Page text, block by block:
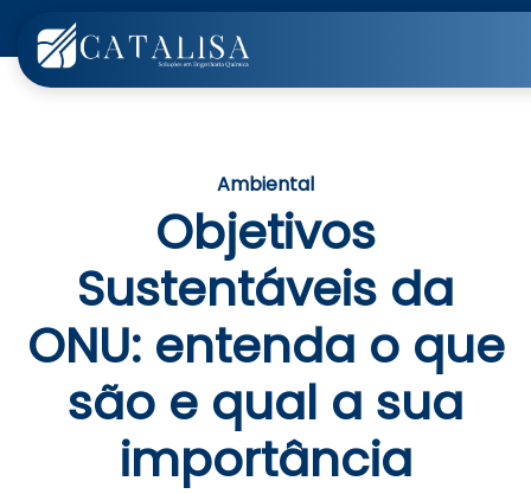
Ambiental
Objetivos
Sustentáveis da
ONU: entenda o que
são e qual a sua
importância